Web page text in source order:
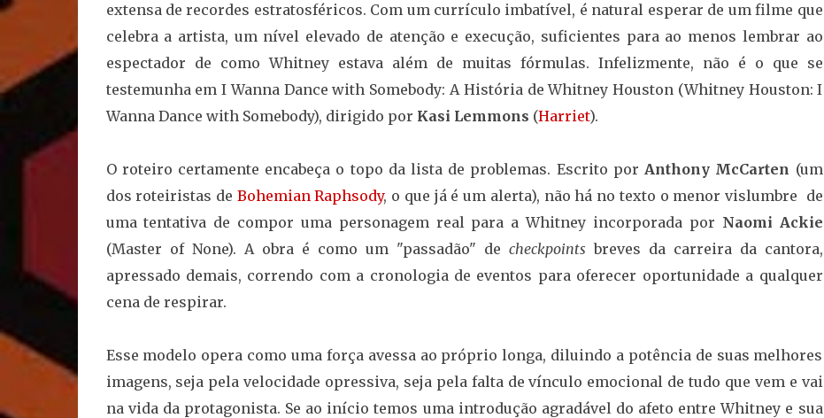
extensa de recordes estratosféricos. Com um currículo imbatível, é natural esperar de um filme que
celebra a artista, um nível elevado de atenção e execução, suficientes para ao menos lembrar ao
espectador de como Whitney estava além de muitas fórmulas. Infelizmente, não é o que se
testemunha em I Wanna Dance with Somebody: A História de Whitney Houston (Whitney Houston: I
Wanna Dance with Somebody), dirigido por Kasi Lemmons (Harriet).
O roteiro certamente encabeça o topo da lista de problemas. Escrito porAnthony McCarten (um
dos roteiristas de Bohemian Raphsody, o que já é um alerta), não há no texto o menor vislumbre de
uma tentativa de compor uma personagem real para a Whitney incorporada por Naomi Ackie
(Master of None). A obra é como um "passadão" de checkpointsbreves da carreira da cantora,
apressado demais, correndo com a cronologia de eventos para oferecer oportunidade a qualquer
cena de respirar.
Esse modelo opera como uma força avessa ao próprio longa, diluindo a potência de suas melhores
imagens, seja pela velocidade opressiva, seja pela falta de vínculo emocional de tudo que vem e vai
na vida da protagonista. Se ao início temos uma introdução agradável do afeto entre Whitney e sua